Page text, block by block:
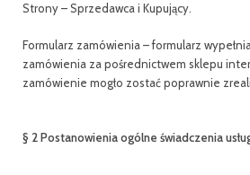
Strony – Sprzedawca i Kupujący.
Formularz zamówienia – formularz
zamówienia za pośrednictwem sklepu
zamówienie mogło zostać poprawnie
§ 2 Postanowienia ogólne świadczenia